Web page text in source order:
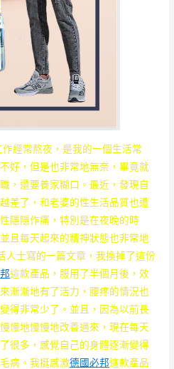
經常熬夜，是我的一個生活常
好，但是也非常地無奈，畢竟就
，還要養家糊口。最近，發現自
差了，和老婆的性生活品質也遭
隱隱作痛，特別是在夜晚的時
且每天起來的精神狀態也非常地
人士寫的一篇文章，我換掉了這份
這款產品，服用了半個月後，效
漸漸地有了活力，腰疼的情況也
得非常少了。並且，因為以前長
慢地慢慢地改善過來，現在每天
很多，感覺自己的身體逐漸變得
病。我挺感激德國必邦這款產品